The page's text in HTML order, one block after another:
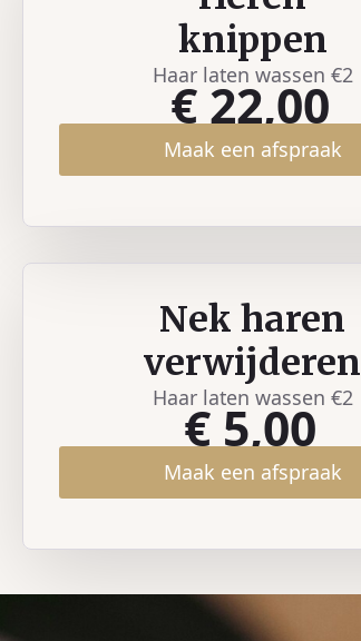
knippen
Haar laten wassen €2
€ 22,00
Maak een afspraak
Nek haren
verwijderen
Haar laten wassen €2
€ 5,00
Maak een afspraak